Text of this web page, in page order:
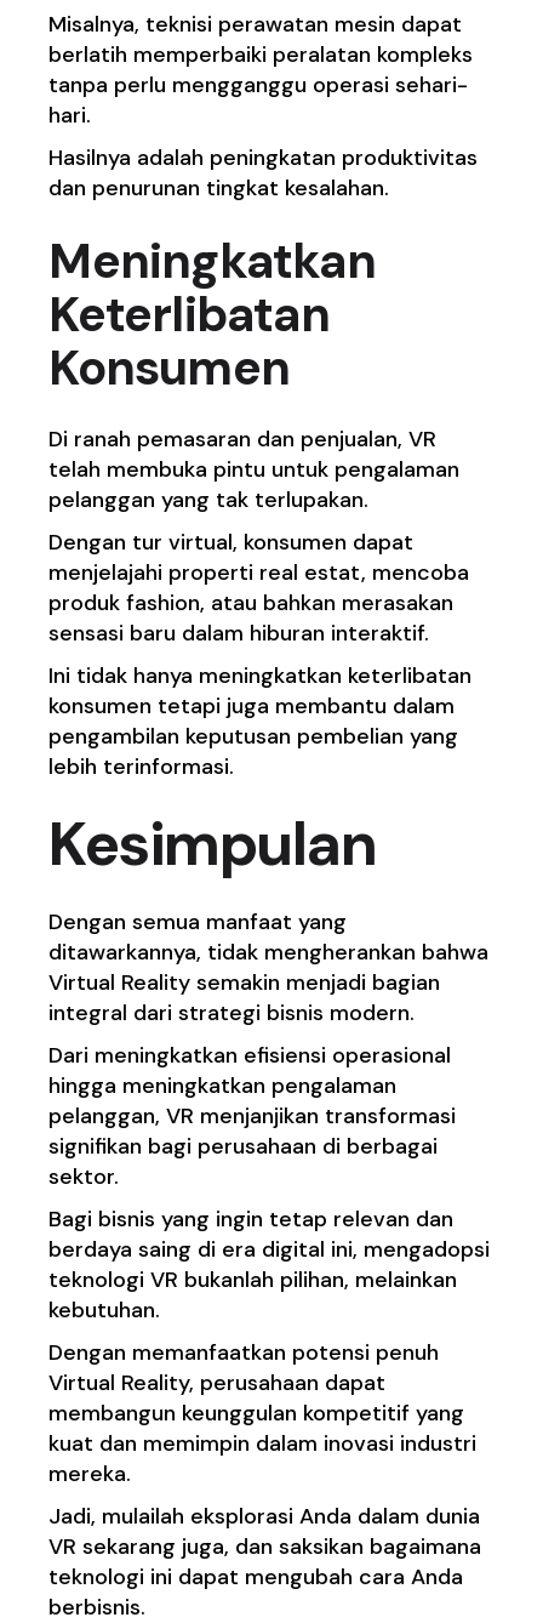
Misalnya, teknisi perawatan mesin dapat
berlatih memperbaiki peralatan kompleks
tanpa perlu mengganggu operasi sehari-
hari.
Hasilnya adalah peningkatan produktivitas
dan penurunan tingkat kesalahan.
Meningkatkan
Keterlibatan
Konsumen
Di ranah pemasaran dan penjualan, VR
telah membuka pintu untuk pengalaman
pelanggan yang tak terlupakan.
Dengan tur virtual, konsumen dapat
menjelajahi properti real estat, mencoba
produk fashion, atau bahkan merasakan
sensasi baru dalam hiburan interaktif.
Ini tidak hanya meningkatkan keterlibatan
konsumen tetapi juga membantu dalam
pengambilan keputusan pembelian yang
lebih terinformasi.
Kesimpulan
Dengan semua manfaat yang
ditawarkannya, tidak mengherankan bahwa
Virtual Reality semakin menjadi bagian
integral dari strategi bisnis modern.
Dari meningkatkan efisiensi operasional
hingga meningkatkan pengalaman
pelanggan, VR menjanjikan transformasi
signifikan bagi perusahaan di berbagai
sektor.
Bagi bisnis yang ingin tetap relevan dan
berdaya saing di era digital ini, mengadopsi
teknologi VR bukanlah pilihan, melainkan
kebutuhan.
Dengan memanfaatkan potensi penuh
Virtual Reality, perusahaan dapat
membangun keunggulan kompetitif yang
kuat dan memimpin dalam inovasi industri
mereka.
Jadi, mulailah eksplorasi Anda dalam dunia
VR sekarang juga, dan saksikan bagaimana
teknologi ini dapat mengubah cara Anda
berbisnis.